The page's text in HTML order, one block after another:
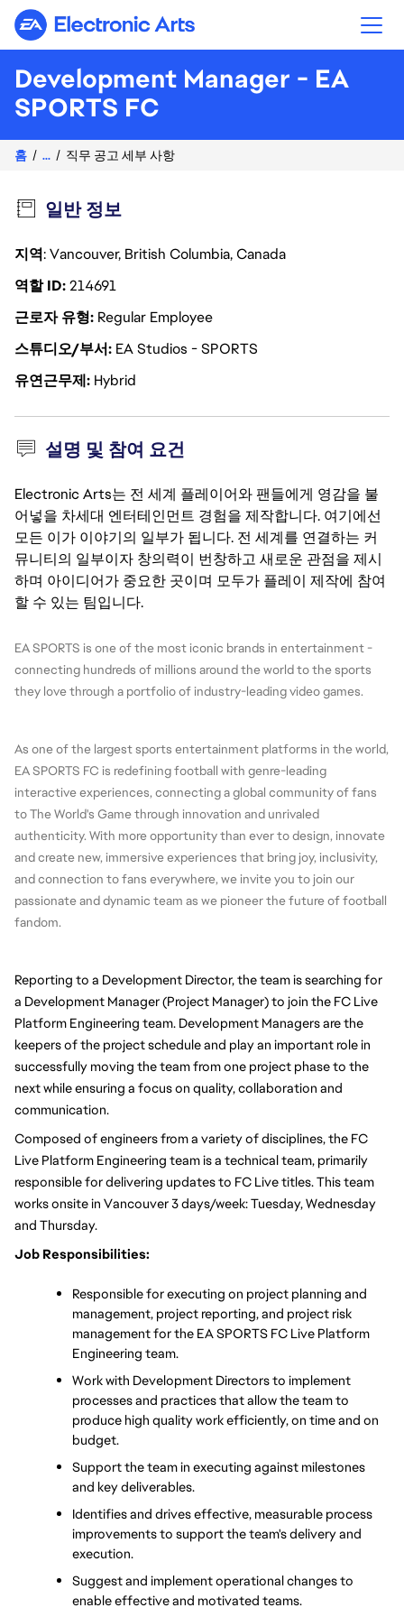
Electronic Arts
Development Manager - EA
SPORTS FC
홈 ... 직무 공고 세부 사항
일반 정보
지역: Vancouver, British Columbia, Canada
역할 ID214691
근로자 유형 Regular Employee
스튜디오/부서 EA Studios - SPORTS
유연근무제 Hybrid
설명 및 참여 요건
Electronic Arts는 전 세계 플레이어와 팬들에게 영감을 불
어넣을 차세대 엔터테인먼트 경험을 제작합니다. 여기에선
모든 이가 이야기의 일부가 됩니다. 전 세계를 연결하는 커
뮤니티의 일부이자 창의력이 번창하고 새로운 관점을 제시
하며 아이디어가 중요한 곳이며 모두가 플레이 제작에 참여
할 수 있는 팀입니다.
EA SPORTS is one of the most iconic brands in entertainment -
connecting hundreds of millions around the world to the sports
they love through a portfolio of industry-leading video games.
As one of the largest sports entertainment platforms in the world,
EA SPORTS FC is redefining football with genre-leading
interactive experiences, connecting a global community of fans
to The World's Game through innovation and unrivaled
authenticity. With more opportunity than ever to design, innovate
and create new, immersive experiences that bring joy, inclusivity,
and connection to fans everywhere, we invite you to join our
passionate and dynamic team as we pioneer the future of football
fandom.
Reporting to a Development Director, the team is searching for
a Development Manager (Project Manager) to join the FC Live
Platform Engineering team. Development Managers are the
keepers of the project schedule and play an important role in
successfully moving the team from one project phase to the
next while ensuring a focus on quality, collaboration and
communication.
Composed of engineers from a variety of disciplines, the FC
Live Platform Engineering team is a technical team, primarily
responsible for delivering updates to FC Live titles. This team
works onsite in Vancouver 3 days/week: Tuesday, Wednesday
and Thursday.
Job Responsibilities:
Responsible for executing on project planning and
management, project reporting, and project risk
management for the EA SPORTS FC Live Platform
Engineering team.
Work with Development Directors to implement
processes and practices that allow the team to
produce high quality work efficiently, on time and on
budget.
Support the team in executing against milestones
and key deliverables.
Identifies and drives effective, measurable process
improvements to support the team's delivery and
execution.
Suggest and implement operational changes to
enable effective and motivated teams.